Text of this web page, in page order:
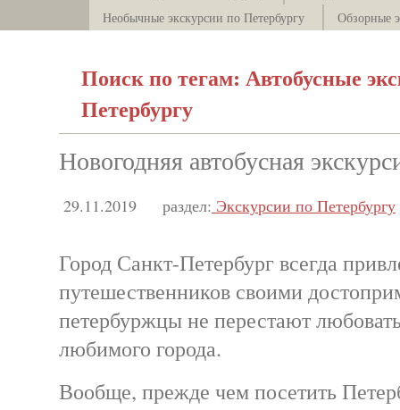
Необычные экскурсии по Петербургу
Обзорные
Поиск по тегам: Автобусные
Петербургу
Новогодняя автобусная
29.11.2019 раздел: Экскурсии по Петербургу
Город Санкт-Петербург всегда
путешественников своими
петербуржцы не перестают
любимого города.
Вообще, прежде чем посетить